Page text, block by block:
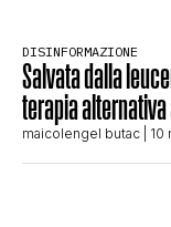
CONTATTI
CHI SIAMO
DISINFORMAZIONE
Salvata dalla
terapia
maicolengel butac |